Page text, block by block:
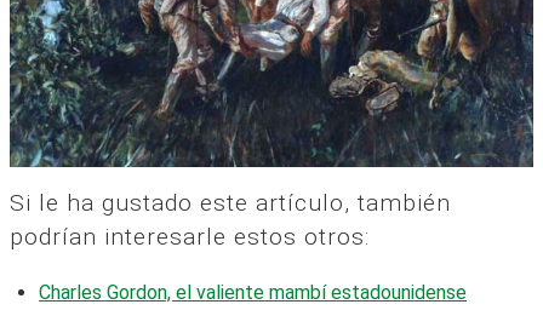
Si le ha gustado este artículo, también
podrían interesarle estos otros:
Charles Gordon, el valiente mambí estadounidense